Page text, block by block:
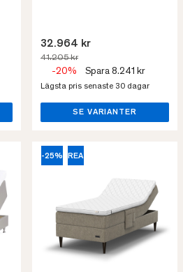
32.964 kr
41.205 kr
-20% Spara 8.241 kr
Lägsta pris senaste 30 dagar
SE VARIANTER
-25% REA